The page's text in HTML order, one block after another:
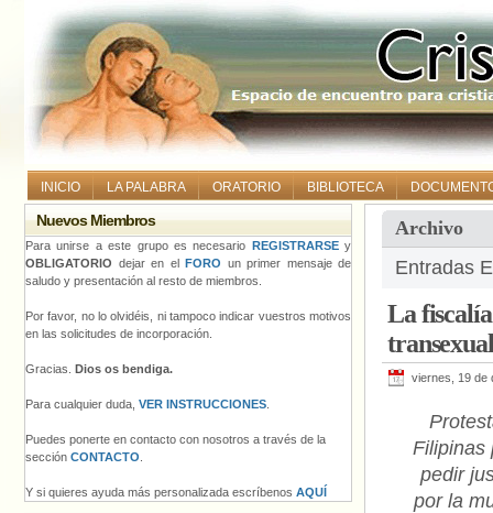
INICIO LA PALABRA ORATORIO BIBLIOTECA
Archivo
Entradas
La
viernes, 19 de
Filipinas
pedir
por la
Nuevos Miembros
Para unirse a este grupo es necesario REGISTRARSEy
OBLIGATORIO dejar en el FORO un primer mensaje de
saludo y presentación al resto de miembros.
Por favor, no lo olvidéis, ni tampoco indicar vuestros motivos
en las solicitudes de incorporación.
Gracias. Dios os bendiga.
Para cualquier duda, VER INSTRUCCIONES
Puedes ponerte en contacto con nosotros a través de la
sección CONTACTO
Y si quieres ayuda más personalizada escríbenos AQUÍ